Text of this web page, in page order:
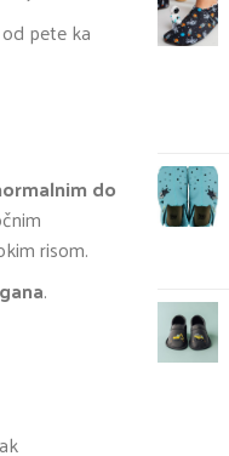
od pete ka
do
risom.
.